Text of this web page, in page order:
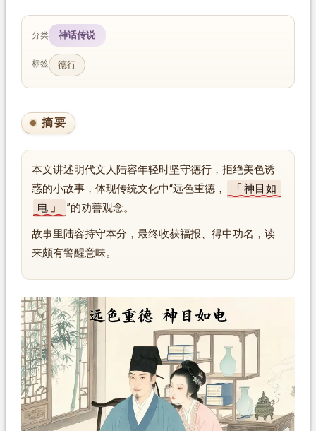
分类 神话传说
标签 德行
摘要
本文讲述明代文人陆容年轻时坚守德行，拒绝美色诱
惑的小故事，体现传统文化中“远色重德，
神目如
电
”的劝善观念。
故事里陆容持守本分，最终收获福报、得中功名，读
来颇有警醒意味。